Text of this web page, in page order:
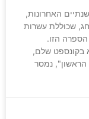
האחרונות,
שכוללת עשרות
הזו.
בקונספט שלם,
נמסר